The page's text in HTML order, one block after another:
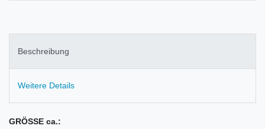
Beschreibung
Weitere Details
GRÖSSE ca.: